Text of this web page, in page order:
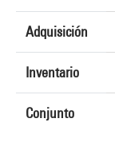
Adquisición
Inventario
Conjunto